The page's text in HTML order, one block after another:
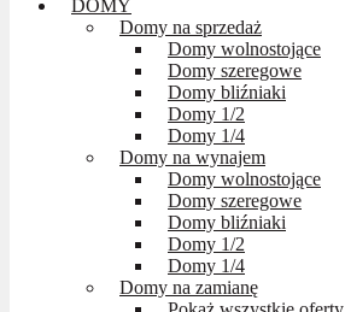
DOMY
Domy na sprzedaż
Domy wolnostojące
Domy szeregowe
Domy bliźniaki
Domy 1/2
Domy 1/4
Domy na wynajem
Domy wolnostojące
Domy szeregowe
Domy bliźniaki
Domy 1/2
Domy 1/4
Domy na zamianę